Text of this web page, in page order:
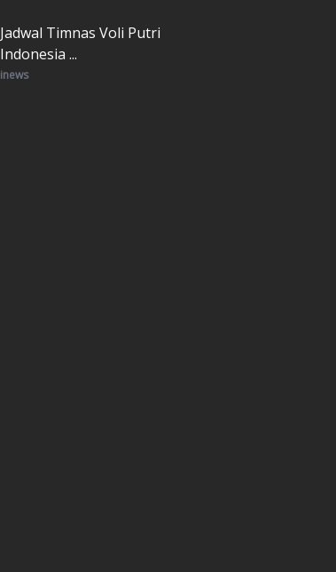
Jadwal Timnas Voli Putri
Indonesia ...
inews